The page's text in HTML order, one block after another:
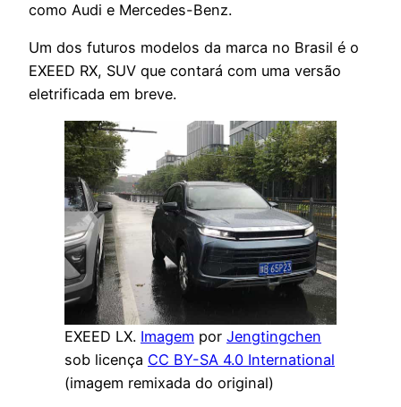
como Audi e Mercedes-Benz.
Um dos futuros modelos da marca no Brasil é o
EXEED RX, SUV que contará com uma versão
eletrificada em breve.
EXEED LX. Imagem por Jengtingchen
sob licença CC BY-SA 4.0 International
(imagem remixada do original)